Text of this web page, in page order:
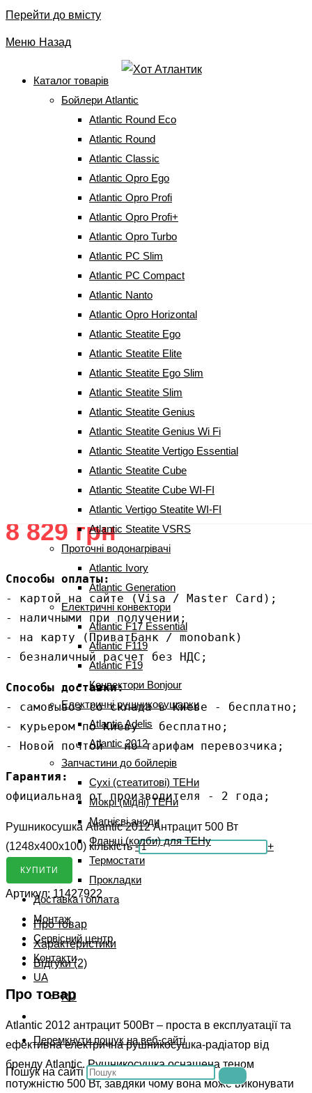
Перейти до вмісту
Меню Назад
Каталог товарів
Бойлери Atlantic
Atlantic Round Eco
Atlantic Round
Atlantic Classic
Atlantic Opro Ego
Atlantic Opro Profi
Atlantic Opro Profi+
Atlantic Opro Turbo
Atlantic PC Slim
Atlantic PC Compact
Atlantic Nanto
Atlantic Opro Horizontal
Atlantic Steatite Ego
Atlantic Steatite Elite
Atlantic Steatite Ego Slim
Atlantic Steatite Slim
Atlantic Steatite Genius
Atlantic Steatite Genius Wi Fi
Atlantic Steatite Vertigo Essential
Atlantic Steatite Cube
Atlantic Steatite Cube WI-FI
Atlantic Vertigo Steatite WI-FI
Atlantic Steatite VSRS
Проточні водонагрівачі
Atlantic Ivory
Atlantic Generation
Електричні конвектори
Atlantic F17 Essential
Atlantic F119
Atlantic F19
Конвектори Bonjour
Електричні рушникосушарки
Atlantic Adelis
Atlantic 2012
Запчастини до бойлерів
Сухі (стеатитові) ТЕНи
Мокрі (мідні) ТЕНи
Магнієві аноди
Фланці (колби) для ТЕНу
Термостати
Прокладки
Доставка і оплата
Монтаж
Сервісний центр
Контакти
UA
RU
Перемкнути пошук на веб-сайті
Пошук на сайті
Рушникосушка Atlantic
2012 Антрацит 500 Вт
(1248х400х100)
Рушникосушка Atlantic 2012 Антрацит 500 Вт
Рушникосушка Atlantic 2012
Антрацит 500 Вт (1248х400х100)
Рейтинг 5.00 з 5 на основі опитування
відгуки покупців)
8 829 грн
Способы оплаты:
- картой на сайте (Visa / Master Card);
- наличными при получении;
- на карту (ПриватБанк / monobank)
- безналичный расчет без НДС;
Способы доставки:
- самовывоз со склада в Киеве - бесплатно;
- курьером по Киеву - бесплатно;
- Новой почтой - по тарифам перевозчика;
Гарантия:
официальная от производителя - 2 года;
Рушникосушка Atlantic 2012 Антрацит 500 Вт
(1248х400х100) кількість - +
КУПИТИ
Артикул: 11427922
Про товар
Характеристики
Відгуки (2)
Про товар
Atlantic 2012 антрацит 500Вт – проста в експлуатації та
ефективна електрична рушникосушка-радіатор від
бренду Atlantic. Рушникосушка оснащена теном
потужністю 500 Вт, завдяки чому вона може виконувати